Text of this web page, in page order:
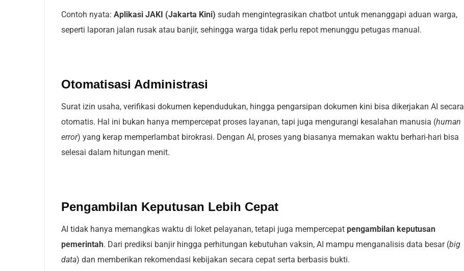
Contoh nyata: Aplikasi JAKI (Jakarta Kini) sudah mengintegrasikan chatbot untuk menanggapi aduan warga,
seperti laporan jalan rusak atau banjir, sehingga warga tidak perlu repot menunggu petugas manual.
Otomatisasi Administrasi
Surat izin usaha, verifikasi dokumen kependudukan, hingga pengarsipan dokumen kini bisa dikerjakan AI secara
otomatis. Hal ini bukan hanya mempercepat proses layanan, tapi juga mengurangi kesalahan manusia (human
error) yang kerap memperlambat birokrasi. Dengan AI, proses yang biasanya memakan waktu berhari-hari bisa
selesai dalam hitungan menit.
Pengambilan Keputusan Lebih Cepat
AI tidak hanya memangkas waktu di loket pelayanan, tetapi juga mempercepat pengambilan keputusan
pemerintah. Dari prediksi banjir hingga perhitungan kebutuhan vaksin, AI mampu menganalisis data besar (big
data) dan memberikan rekomendasi kebijakan secara cepat serta berbasis bukti.